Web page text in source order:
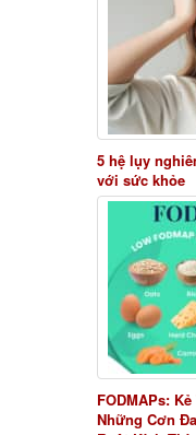
5 hệ lụy
với sức khỏe
FODMAPs:
Những Cơn